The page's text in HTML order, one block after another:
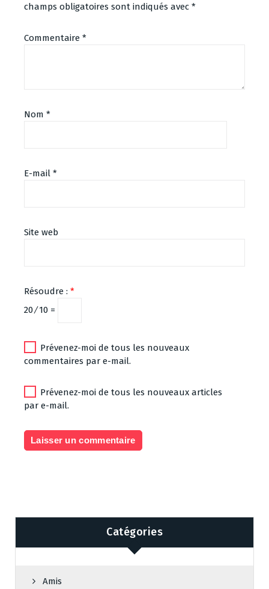
champs obligatoires sont indiqués avec *
Commentaire *
Nom *
E-mail *
Site web
Résoudre : *
20 ⁄ 10 =
Prévenez-moi de tous les nouveaux
commentaires par e-mail.
Prévenez-moi de tous les nouveaux articles
par e-mail.
Catégories
Amis